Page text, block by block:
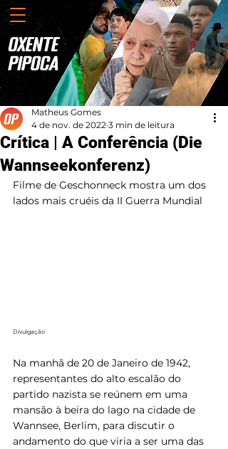
Crítica | A Conferência (Die
Wannseekonferenz)
Matheus Gomes
4 de nov. de 2022 3 min de leitura
Filme de Geschonneck mostra um dos
lados mais cruéis da II Guerra Mundial
Divulgação
Na manhã de 20 de Janeiro de 1942,
representantes do alto escalão do
partido nazista se reúnem em uma
mansão à beira do lago na cidade de
Wannsee, Berlim, para discutir o
andamento do que viria a ser uma das